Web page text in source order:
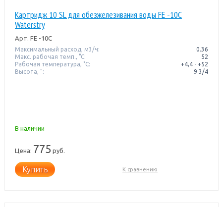
Картридж 10 SL для обезжелезивания воды FE -10C
Waterstry
Арт. FE -10C
Максимальный расход, м3/ч:
0.36
Макс. рабочая темп., °С:
52
Рабочая температура, °C:
+4,4 - +52
Высота, ":
9 3/4
В наличии
Цена: 775 руб.
Купить К сравнению